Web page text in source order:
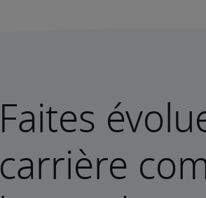
Faites
carrière